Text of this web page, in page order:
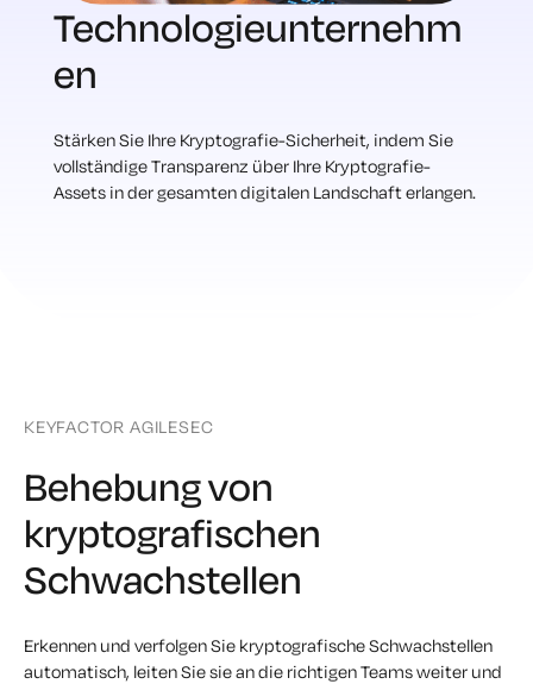
Technologieunternehm
en
Stärken Sie Ihre Kryptografie-Sicherheit, indem Sie
vollständige Transparenz über Ihre Kryptografie-
Assets in der gesamten digitalen Landschaft erlangen.
KEYFACTOR AGILESEC
Behebung von
kryptografischen
Schwachstellen
Erkennen und verfolgen Sie kryptografische Schwachstellen
automatisch, leiten Sie sie an die richtigen Teams weiter und